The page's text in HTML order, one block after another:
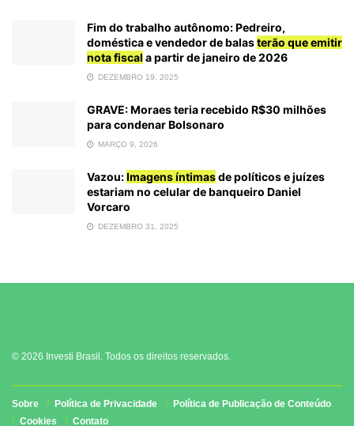
Fim do trabalho autônomo: Pedreiro,
doméstica e vendedor de balasterão que emitir
nota fiscal a partir de janeiro de 2026
DEZEMBRO 19, 2025
GRAVE: Moraes teria recebido R$30 milhões
para condenar Bolsonaro
MARÇO 9, 2026
Vazou:Imagens íntimasde políticos e juízes
estariam no celular de banqueiro Daniel
Vorcaro
DEZEMBRO 31, 2025
© 2026 Investi Brasil. Todos os direitos reservados.
Sobre Política de Privacidade
Política de Publicação de Conteúdo
Cookies
Contato